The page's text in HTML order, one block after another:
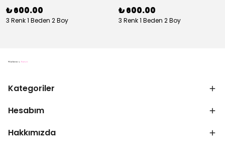
₺ 600.00
3 Renk 1 Beden 2 Boy
₺ 600.00
3 Renk 1 Beden 2 Boy
Kategoriler
Hesabım
Hakkımızda